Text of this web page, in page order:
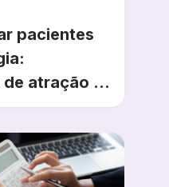
pacientes
atração e